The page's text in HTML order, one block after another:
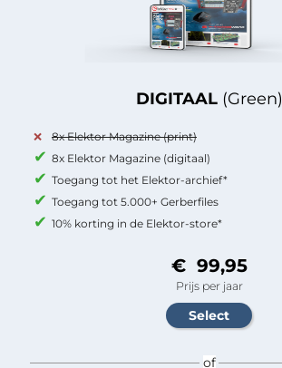
DIGITAAL (Green)
8x Elektor Magazine (print)
8x Elektor Magazine (digitaal)
Toegang tot het Elektor-archief*
Toegang tot 5.000+ Gerberfiles
10% korting in de Elektor-store*
€ 99,95
Prijs per jaar
of